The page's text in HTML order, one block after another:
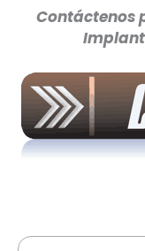
Contáctenos